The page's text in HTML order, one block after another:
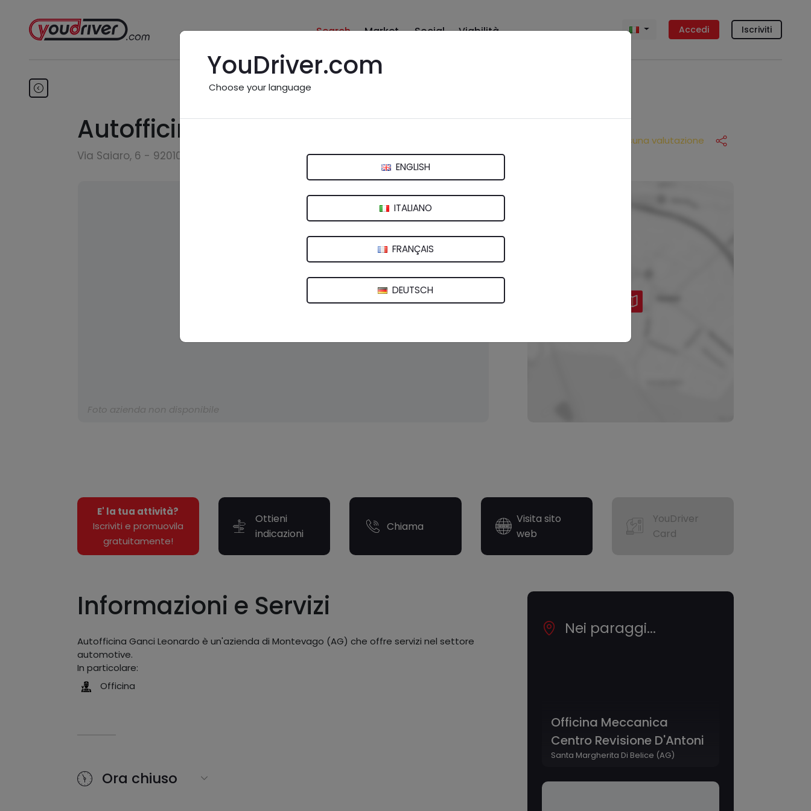
Search Market Social Viabilità Accedi Iscriviti
Autofficina Ganci Leonardo
Via Saiaro, 6 - 92010 Montevago (AG)
Nessuna valutazione
Foto azienda non disponibile
E' la tua attività?
Iscriviti e promuovila
gratuitamente!
Ottieni
indicazioni
Chiama
Visita sito
web
YouDriver
Card
Informazioni e Servizi
Autofficina Ganci Leonardo è un'azienda di Montevago (AG) che offre servizi nel settore
automotive.
In particolare:
Officina
Ora chiuso
Nei paraggi...
Officina Meccanica
Centro Revisione D'Antoni
Santa Margherita Di Belice (AG)
YouDriver.com
Choose your language
ENGLISH
ITALIANO
FRANÇAIS
DEUTSCH